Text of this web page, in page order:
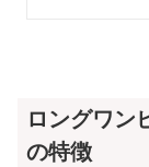
ロングワン
の特徴